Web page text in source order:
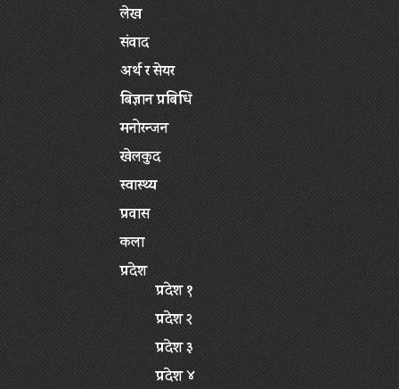
लेख
संवाद
अर्थ र सेयर
बिज्ञान प्रबिधि
मनोरन्जन
खेलकुद
स्वास्थ्य
प्रवास
कला
प्रदेश
प्रदेश १
प्रदेश २
प्रदेश ३
प्रदेश ४